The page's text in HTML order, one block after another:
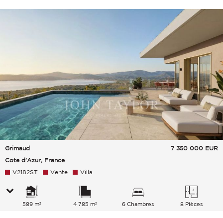
Grimaud
Cote d'Azur, France
7 350 000 EUR
V2182ST Vente Villa
589 m² 4 785 m² 6 Chambres 8 Pièces